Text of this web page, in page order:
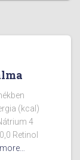
(kcal)
4
Retinol